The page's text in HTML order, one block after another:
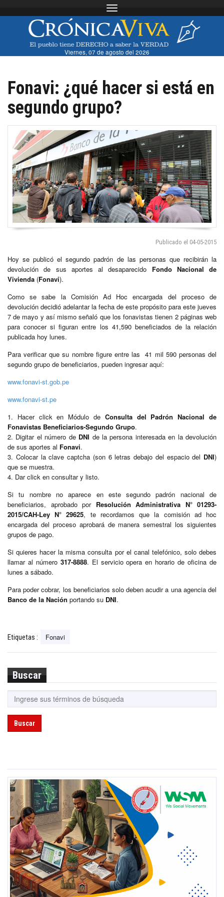
Toggle navigation
Viernes, 07 de agosto del 2026
Fonavi: ¿qué hacer si está en
segundo grupo?
Publicado el 04-05-2015
Hoy se publicó el segundo padrón de las personas que recibirán la
devolución de sus aportes al desaparecido Fondo Nacional de
Vivienda (Fonavi).
Como se sabe la Comisión Ad Hoc encargada del proceso de
devolución decidió adelantar la fecha de este propósito para este jueves
7 de mayo y así mismo señaló que los fonavistas tienen 2 páginas web
para conocer si figuran entre los 41,590 beneficiados de la relación
publicada hoy lunes.
Para verificar que su nombre figure entre las 41 mil 590 personas del
segundo grupo de beneficiarios, pueden ingresar aquí:
www.fonavi-st.gob.pe
www.fonavi-st.pe
1. Hacer click en Módulo de Consulta del Padrón Nacional de
Fonavistas Beneficiarios-Segundo Grupo.
2. Digitar el número de DNI de la persona interesada en la devolución
de sus aportes al Fonavi.
3. Colocar la clave captcha (son 6 letras debajo del espacio del DNI)
que se muestra.
4. Dar click en consultar y listo.
Si tu nombre no aparece en este segundo padrón nacional de
beneficiarios, aprobado porResolución Administrativa N° 01293-
2015/CAH-Ley N° 29625, te recordamos que la comisión ad hoc
encargada del proceso aprobará de manera semestral los siguientes
grupos de pago.
Si quieres hacer la misma consulta por el canal telefónico, solo debes
llamar al número 317-8888. El servicio opera en horario de oficina de
lunes a sábado.
Para poder cobrar, los beneficiarios solo deben acudir a una agencia del
Banco de la Nación portando su DNI.
Etiquetas : Fonavi
Buscar
Buscar